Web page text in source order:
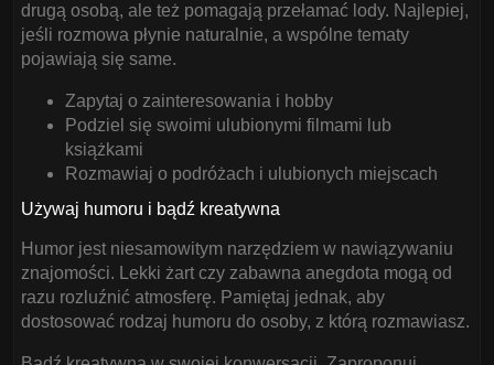
drugą osobą, ale też pomagają przełamać lody. Najlepiej,
jeśli rozmowa płynie naturalnie, a wspólne tematy
pojawiają się same.
Zapytaj o zainteresowania i hobby
Podziel się swoimi ulubionymi filmami lub
książkami
Rozmawiaj o podróżach i ulubionych miejscach
Używaj humoru i bądź kreatywna
Humor jest niesamowitym narzędziem w nawiązywaniu
znajomości. Lekki żart czy zabawna anegdota mogą od
razu rozluźnić atmosferę. Pamiętaj jednak, aby
dostosować rodzaj humoru do osoby, z którą rozmawiasz.